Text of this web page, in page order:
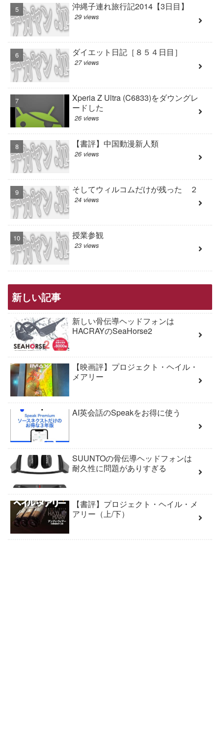
沖縄子連れ旅行記2014【3日目】
29 views
ダイエット日記［８５４日目］
27 views
Xperia Z Ultra (C6833)をダウングレ
ードした
26 views
【書評】中国動漫新人類
26 views
そしてウィルコムだけが残った ２
24 views
授業参観
23 views
新しい記事
新しい骨伝導ヘッドフォンは
HACRAYのSeaHorse2
【映画評】プロジェクト・ヘイル・
メアリー
AI英会話のSpeakをお得に使う
SUUNTOの骨伝導ヘッドフォンは
耐久性に問題がありすぎる
【書評】プロジェクト・ヘイル・メ
アリー（上/下）